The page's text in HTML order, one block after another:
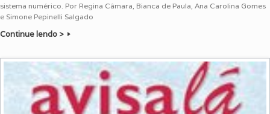
sistema numérico. Por Regina Câmara, Bianca de Paula, Ana Carolina Gomes
e Simone Pepinelli Salgado
Continue lendo >